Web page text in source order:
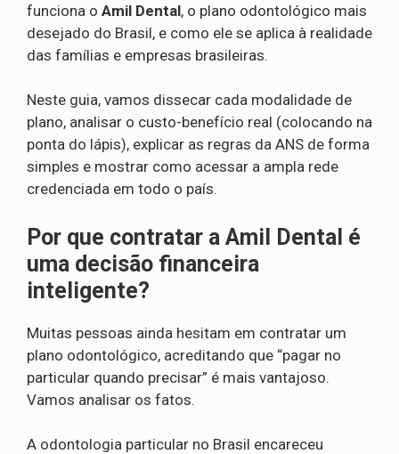
funciona o Amil Dental, o plano odontológico mais
desejado do Brasil, e como ele se aplica à realidade
das famílias e empresas brasileiras.
Neste guia, vamos dissecar cada modalidade de
plano, analisar o custo-benefício real (colocando na
ponta do lápis), explicar as regras da ANS de forma
simples e mostrar como acessar a ampla rede
credenciada em todo o país.
Por que contratar a Amil Dental é
uma decisão financeira
inteligente?
Muitas pessoas ainda hesitam em contratar um
plano odontológico, acreditando que “pagar no
particular quando precisar” é mais vantajoso.
Vamos analisar os fatos.
A odontologia particular no Brasil encareceu